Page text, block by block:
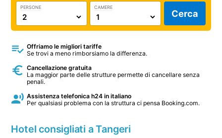
PERSONE CAMERE
Cerca
Offriamo le migliori tariffe
Se trovi a meno rimborsiamo la differenza.
Cancellazione gratuita
La maggior parte delle strutture permette di cancellare senza
penali.
Assistenza telefonica h24 in italiano
Per qualsiasi problema con la struttura ci pensa Booking.com.
Hotel consigliati a Tangeri